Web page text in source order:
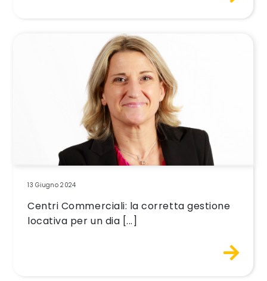
13 Giugno 2024
Centri Commerciali: la corretta gestione
locativa per un dia [...]